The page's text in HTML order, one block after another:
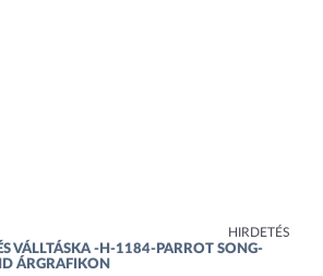
HIRDETÉS
VÁLLTÁSKA -H-1184-PARROT SONG-
ÁRGRAFIKON